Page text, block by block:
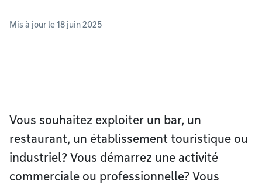
Mis à jour le 18 juin 2025
Vous souhaitez exploiter un bar, un
restaurant, un établissement touristique ou
industriel? Vous démarrez une activité
commerciale ou professionnelle? Vous